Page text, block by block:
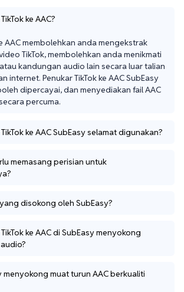
ke AAC?
AAC membolehkan anda mengekstrak
TikTok, membolehkan anda menikmati
kandungan audio lain secara luar talian
internet. Penukar TikTok ke AAC SubEasy
dipercayai, dan menyediakan fail AAC
percuma.
ke AAC SubEasy selamat digunakan?
memasang perisian untuk
disokong oleh SubEasy?
ke AAC di SubEasy menyokong
menyokong muat turun AAC berkualiti